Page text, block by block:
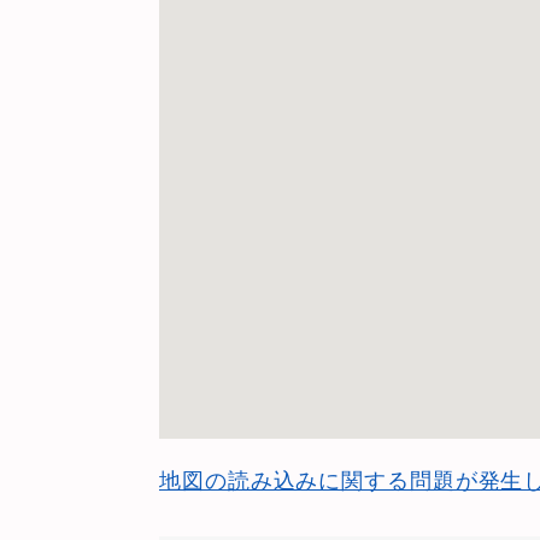
地図の読み込みに関する問題が発生